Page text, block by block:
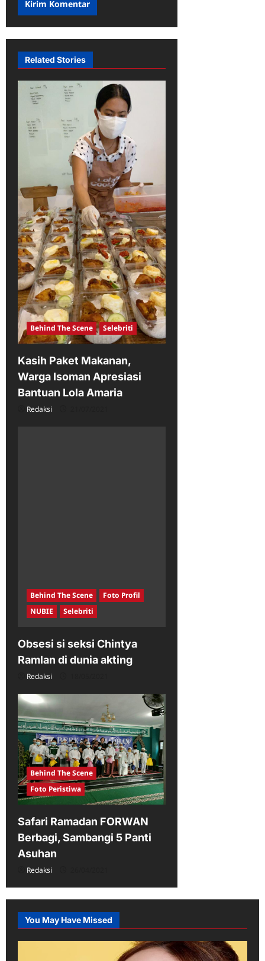
Related Stories
Behind The Scene Selebriti
Kasih Paket Makanan,
Warga Isoman Apresiasi
Bantuan Lola Amaria
Redaksi
Behind The Scene
Foto Profil
NUBIE
Selebriti
Obsesi si seksi Chintya
Ramlan di dunia akting
Redaksi
Behind The Scene
Foto Peristiwa
Safari Ramadan FORWAN
Berbagi, Sambangi 5 Panti
Asuhan
Redaksi
You May Have Missed